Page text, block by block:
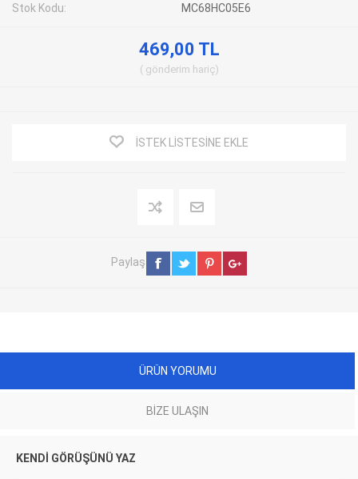
Stok Kodu: MC68HC05E6
469,00 TL
gönderim hariç
İSTEK LISTESINE EKLE
Paylaş
ÜRÜN YORUMU
BIZE ULAŞIN
KENDI GÖRÜŞÜNÜ YAZ